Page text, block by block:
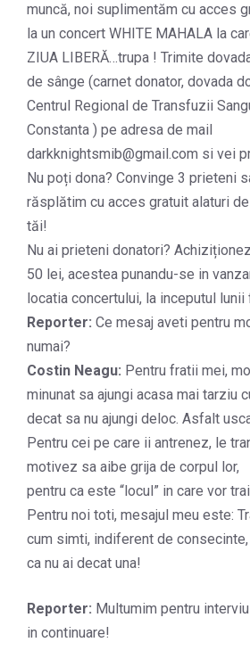
muncă, noi suplimentăm cu acces
la un concert WHITE MAHALA la
ZIUA LIBERĂ…trupa ! Trimite
de sânge (carnet donator, dovada
Centrul Regional de Transfuzii
Constanta ) pe adresa de mail
darkknightsmib@gmail.com si vei
Nu poți dona? Convinge 3 prieteni
răsplătim cu acces gratuit alaturi
tăi!
Nu ai prieteni donatori?
50 lei, acestea punandu-se in
locatia concertului, la inceputul lunii
Reporter: Ce mesaj aveti pentru
numai?
Costin Neagu: Pentru fratii mei,
minunat sa ajungi acasa mai tarziu
decat sa nu ajungi deloc. Asfalt
Pentru cei pe care ii antrenez, le
motivez sa aibe grija de corpul lor,
pentru ca este “locul” in care vor
Pentru noi toti, mesajul meu este:
cum simti, indiferent de consecinte,
ca nu ai decat una!
Reporter: Multumim pentru
in continuare!